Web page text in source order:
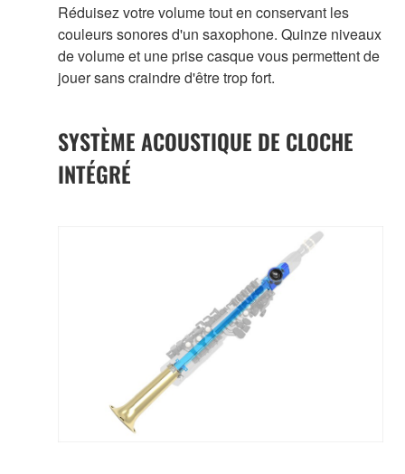
Réduisez votre volume tout en conservant les
couleurs sonores d'un saxophone. Quinze niveaux
de volume et une prise casque vous permettent de
jouer sans craindre d'être trop fort.
SYSTÈME ACOUSTIQUE DE CLOCHE
INTÉGRÉ